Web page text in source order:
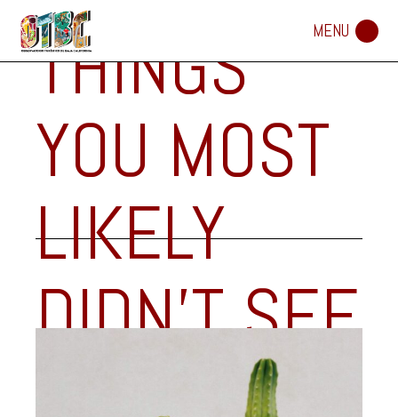
THINGS
YOU MOST
LIKELY
DIDN’T SEE